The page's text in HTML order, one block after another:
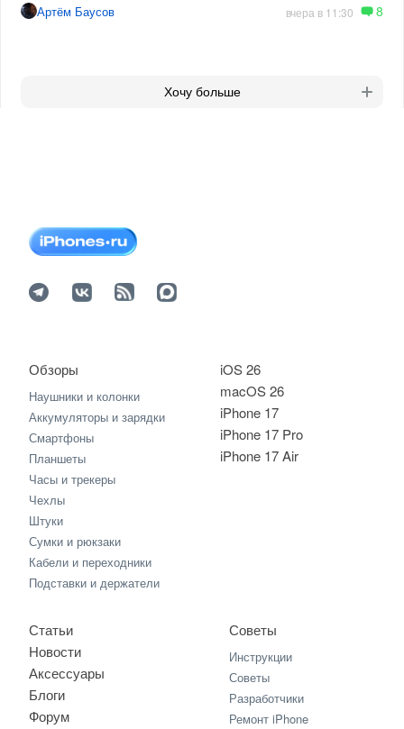
Артём Баусов вчера в 11:30 8
Хочу больше
iOS 26
macOS 26
iPhone 17
iPhone 17 Pro
iPhone 17 Air
Обзоры
Наушники и колонки
Аккумуляторы и зарядки
Смартфоны
Планшеты
Часы и трекеры
Чехлы
Штуки
Сумки и рюкзаки
Кабели и переходники
Подставки и держатели
Статьи
Новости
Аксессуары
Блоги
Форум
Советы
Инструкции
Советы
Разработчики
Ремонт iPhone